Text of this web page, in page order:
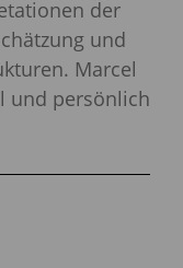
der
und
Marcel
und persönlich